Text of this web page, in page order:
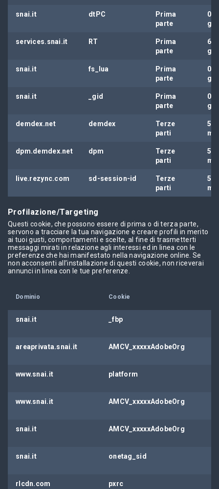
snai.it dtPC
Prima
parte
0
services.snai.it RT
Prima
parte
6
snai.it fs_lua
Prima
parte
0
snai.it _gid
Prima
parte
0
demdex.net demdex
Terze
parti
5
dpm.demdex.net dpm
Terze
parti
5
live.rezync.com sd-session-id
Terze
parti
5
Profilazione/Targeting
Questi cookie, che possono essere di prima o di terza parte,
servono a tracciare la tua navigazione e creare profili in merito
ai tuoi gusti, comportamenti e scelte, al fine di trasmetterti
messaggi mirati in relazione agli interessi ed in linea con le
preferenze che hai manifestato nella navigazione online. Se
non acconsenti all’installazione di questi cookie, non riceverai
annunci in linea con le tue preferenze.
Dominio Cookie
snai.it _fbp
areaprivata.snai.it AMCV_xxxxxAdobeOrg
www.snai.it platform
www.snai.it AMCV_xxxxxAdobeOrg
snai.it AMCV_xxxxxAdobeOrg
snai.it onetag_sid
rlcdn.com pxrc